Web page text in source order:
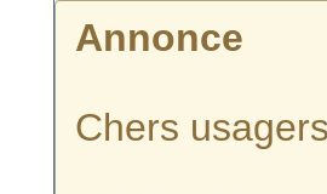
Annonce
Chers